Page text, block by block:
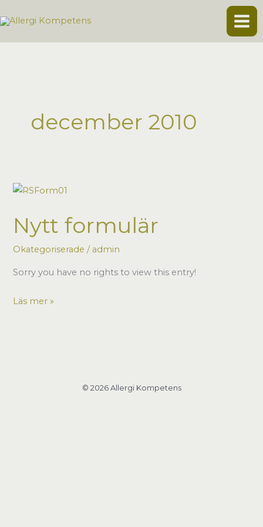
till
december 2010
Nytt formulär
Okategoriserade / admin
Sorry you have no rights to view this entry!
Nytt
Läs mer »
© 2026 Allergi Kompetens